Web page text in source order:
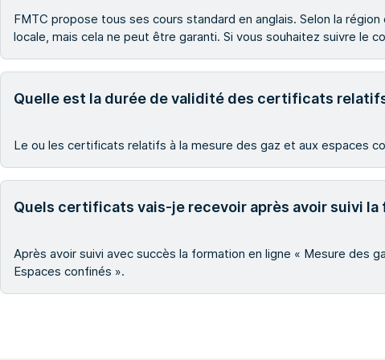
FMTC propose tous ses cours standard en anglais. Selon la
locale, mais cela ne peut être garanti. Si vous souhaitez suivre le
Quelle est la durée de validité des certificats
Le ou les certificats relatifs à la mesure des gaz et aux espaces
Quels certificats vais-je recevoir après avoir suivi
Après avoir suivi avec succès la formation en ligne « Mesure
Espaces confinés ».